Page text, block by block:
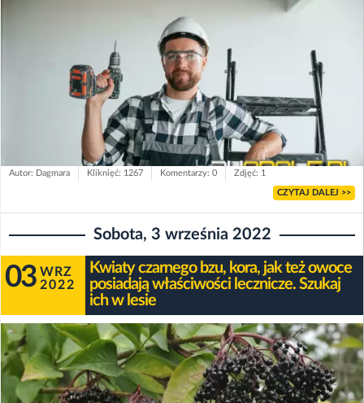
Autor: Dagmara Kliknięć: 1267 Komentarzy: 0 Zdjęć: 1
CZYTAJ DALEJ >>
Sobota, 3 września 2022
03 WRZ
2022
Kwiaty czarnego bzu, kora, jak też owoce
posiadają właściwości lecznicze. Szukaj
ich w lesie